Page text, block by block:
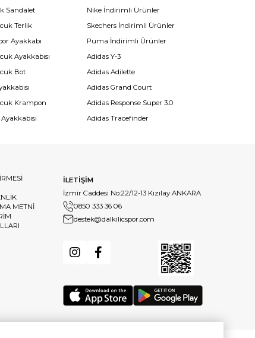
Sandalet
Terlik
Ayakkabı
Ayakkabısı
Bot
Krampon
Nike İndirimli Ürünler
Skechers İndirimli Ürünler
Puma İndirimli Ürünler
Adidas Y-3
Adidas Adilette
Adidas Grand Court
Adidas Response Super 3.0
Adidas Tracefinder
METNİ
İLETİŞİM
İzmir Caddesi No:22/12-13 Kızılay ANKARA
0850 333 36 06
destek@dalkilicspor.com